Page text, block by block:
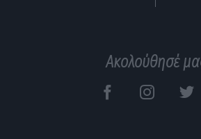
Ακολούθησέ